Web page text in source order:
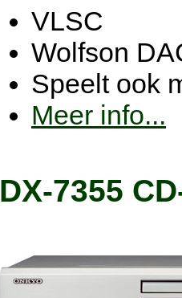
VLSC
Wolfson
Speelt ook
Meer info...
DX-7355